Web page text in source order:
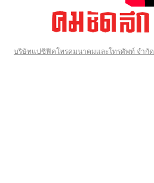
บริษัทแปซิฟิคโทรคมนาคมและโทรศัพท์ จำกัด